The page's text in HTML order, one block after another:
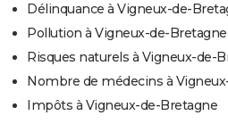
Délinquance à Vigneux-de-
Pollution à Vigneux-de-Bretagne
Risques naturels à Vigneux-de-
Nombre de médecins à
Impôts à Vigneux-de-Bretagne